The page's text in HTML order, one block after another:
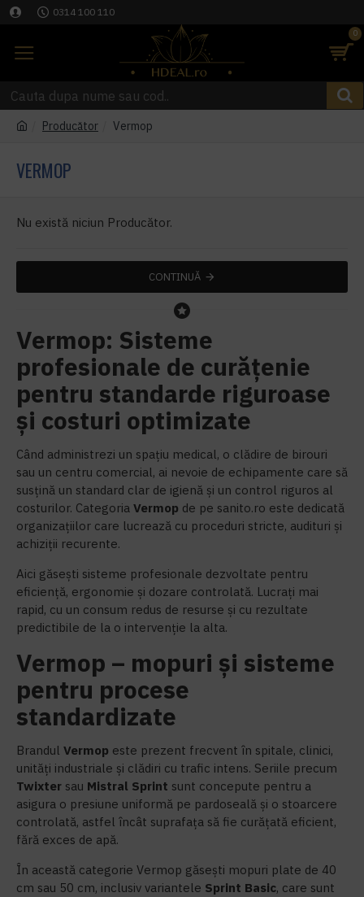
0314 100 110
0
Producător Vermop
VERMOP
Nu există niciun Producător.
CONTINUĂ
Vermop: Sisteme
profesionale de curățenie
pentru standarde riguroase
și costuri optimizate
Când administrezi un spațiu medical, o clădire de birouri
sau un centru comercial, ai nevoie de echipamente care să
susțină un standard clar de igienă și un control riguros al
costurilor. Categoria Vermop de pe sanito.ro este dedicată
organizațiilor care lucrează cu proceduri stricte, audituri și
achiziții recurente.
Aici găsești sisteme profesionale dezvoltate pentru
eficiență, ergonomie și dozare controlată. Lucrați mai
rapid, cu un consum redus de resurse și cu rezultate
predictibile de la o intervenție la alta.
Vermop – mopuri și sisteme
pentru procese
standardizate
Brandul Vermop este prezent frecvent în spitale, clinici,
unități industriale și clădiri cu trafic intens. Seriile precum
Twixter sau Mistral Sprint sunt concepute pentru a
asigura o presiune uniformă pe pardoseală și o stoarcere
controlată, astfel încât suprafața să fie curățată eficient,
fără exces de apă.
În această categorie Vermop găsești mopuri plate de 40
cm sau 50 cm, inclusiv variantele Sprint Basic, care sunt